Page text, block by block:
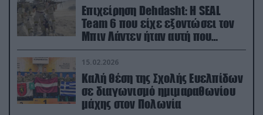
Επιχείρηση Dehdasht: Η SEAL
Team 6 που είχε εξοντώσει τον
Μπιν Λάντεν ήταν αυτή που
διέσωσε τον πιλότο του F-15
15.02.2026
Καλή θέση της Σχολής Ευελπίδων
σε διαγωνισμό ημιμαραθωνίου
μάχης στον Πολωνία